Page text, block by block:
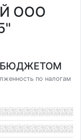
ООО
БЮДЖЕТОМ
по налогам